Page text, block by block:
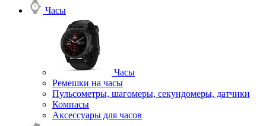
Часы
Часы
Ремешки на часы
Пульсометры, шагомеры, секундомеры, датчики
Компасы
Аксессуары для часов